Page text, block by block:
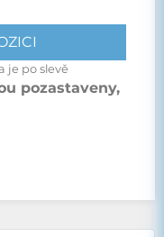
je po slevě
pozastaveny,